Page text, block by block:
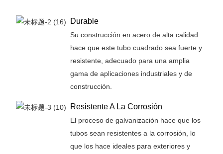
Durable
Su construcción en acero de alta calidad
hace que este tubo cuadrado sea fuerte y
resistente, adecuado para una amplia
gama de aplicaciones industriales y de
construcción.
Resistente A La Corrosión
El proceso de galvanización hace que los
tubos sean resistentes a la corrosión, lo
que los hace ideales para exteriores y